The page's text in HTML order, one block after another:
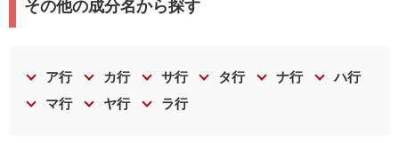
その他の成分名から探す
ア行 カ行 サ行 タ行 ナ行
ハ行
マ行
ヤ行 ラ行